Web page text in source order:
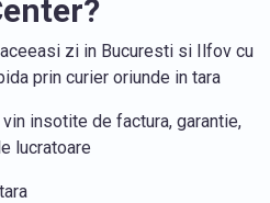
zi in Bucuresti si Ilfov cu
prin curier oriunde in tara
insotite de factura, garantie,
lucratoare